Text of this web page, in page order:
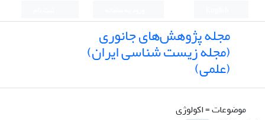
مجله پژوهش‌های جانوری
(مجله زیست شناسی ایران)
(علمی)
موضوعات =اکولوژی